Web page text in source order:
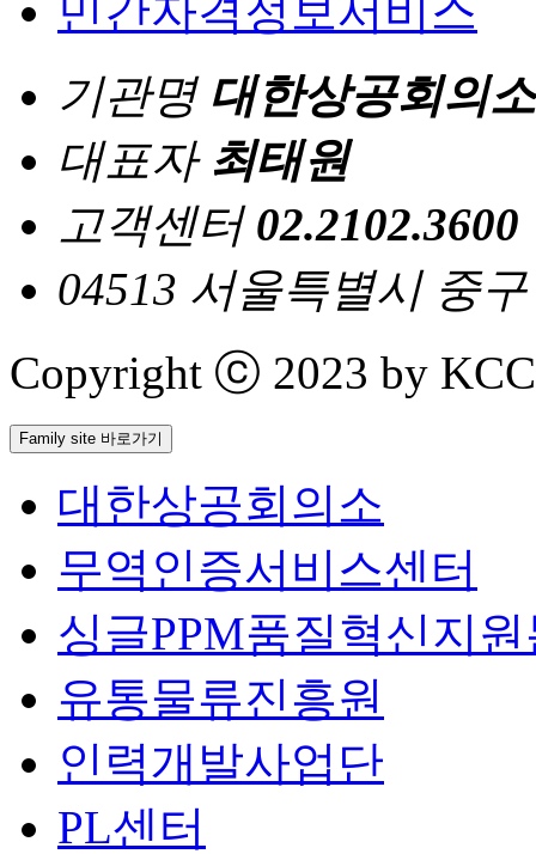
민간자격정보서비스
기관명 대한상공회의소
대표자 최태원
고객센터 02.2102.3600
04513 서울특별시 중
Copyright ⓒ 2023 by
Family site 바로가기
대한상공회의소
무역인증서비스센터
싱글PPM품질혁신지
유통물류진흥원
인력개발사업단
PL센터